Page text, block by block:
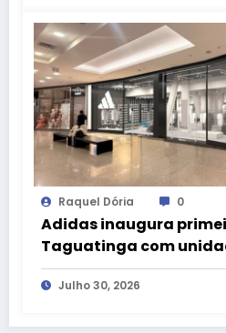
Raquel Dória 0
Adidas inaugura
Taguatinga com
200 m² no Taguatinga
Julho 30, 2026